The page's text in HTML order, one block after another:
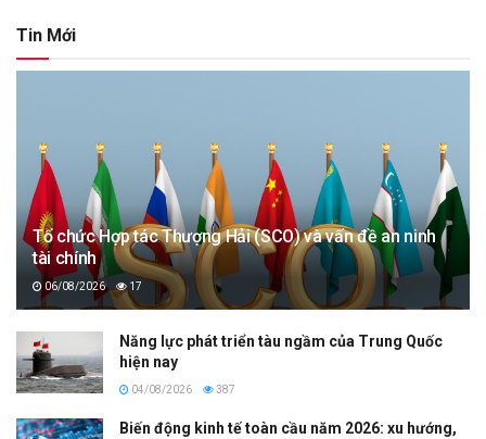
Tin Mới
Tổ chức Hợp tác Thượng Hải (SCO) và vấn đề an ninh
tài chính
06/08/2026 17
Năng lực phát triển tàu ngầm của Trung Quốc
hiện nay
04/08/2026 387
Biến động kinh tế toàn cầu năm 2026: xu hướng,